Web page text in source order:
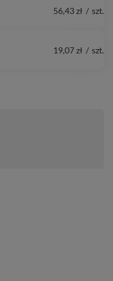
56,43 zł / szt.
19,07 zł / szt.